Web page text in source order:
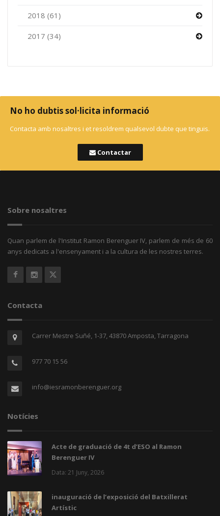
2018 (61)
2017 (34)
No ho dubtis sol·licita informació
Contacta amb nosaltres i et resoldrem qualsevol dubte que tinguis.
Contactar
Sobre nosaltres
Quan parlem de l'Institut Ramon Berenguer IV, parlem de més de 60
anys dedicats a l'ensenyament i a la cultura de les nostres terres.
Contacta
Carrer Mestre Suñé, 1-37, 43870 Amposta, Tarragona
977 70 15 56
info@iesramonberenguer.org
Notícies
Acte de graduació de 4t d’ESO al Ramon
Berenguer IV
Data: 21 Juny, 2026
inauguració de l’exposició del Batxillerat
Artístic